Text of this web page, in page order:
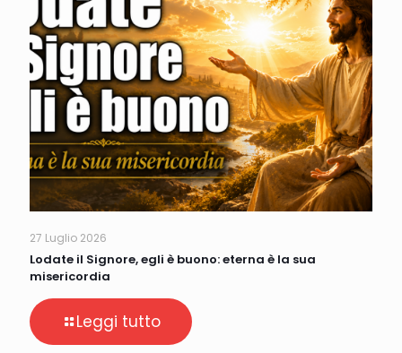
27 Luglio 2026
Lodate il Signore, egli è buono: eterna è la sua
misericordia
Leggi tutto